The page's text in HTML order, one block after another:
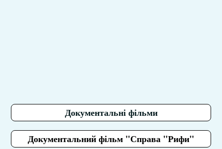
Документальні фільми
Документальний фільм "Справа "Рифи"